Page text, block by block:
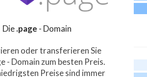
Akt.
Preis
Akt.24,90 €Preis
Akt.
Preis
Die.page - Domain
oder transferieren Sie
- Domain zum besten Preis.
Preise sind immer